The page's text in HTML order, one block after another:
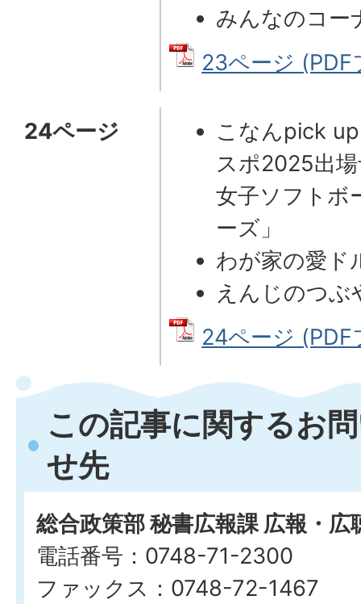
みんなのコー
23ページ (PDF
24ページ
こなんpick
スポ2025出
女子ソフトボ
ーズ」
わが家の愛ド
えんじのつぶ
24ページ (PDF
この記事に関するお
せ先
総合政策部 秘書広報課 広報・広
電話番号：0748-71-2300
ファックス：0748-72-1467